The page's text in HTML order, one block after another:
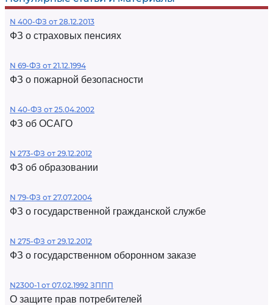
N 400-ФЗ от 28.12.2013
ФЗ о страховых пенсиях
N 69-ФЗ от 21.12.1994
ФЗ о пожарной безопасности
N 40-ФЗ от 25.04.2002
ФЗ об ОСАГО
N 273-ФЗ от 29.12.2012
ФЗ об образовании
N 79-ФЗ от 27.07.2004
ФЗ о государственной гражданской службе
N 275-ФЗ от 29.12.2012
ФЗ о государственном оборонном заказе
N2300-1 от 07.02.1992 ЗППП
О защите прав потребителей